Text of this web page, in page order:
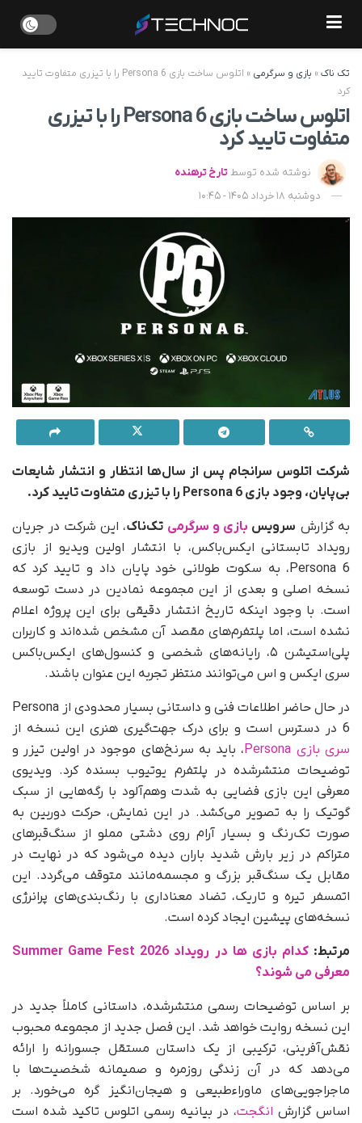
تک ناک» بازی و سرگرمی »
اتلوس ساخت بازی Persona 6 را با تیزری متفاوت تایید
کرد
اتلوس ساخت بازی Persona 6 را با تیزری
متفاوت تایید کرد
نوشته شده توسط تارخ ترهنده
دوشنبه 18 خرداد 1405 - 10:45
شرکت اتلوس سرانجام پس از سال‌ها انتظار و انتشار شایعات
بی‌پایان، وجود بازی Persona 6 را با تیزری متفاوت تایید کرد.
به گزارش سرویس بازی و سرگرمی تک‌ناک، این شرکت در جریان
رویداد تابستانی ایکس‌باکس، با انتشار اولین ویدیو از بازی
Persona 6، به سکوت طولانی خود پایان داد و تایید کرد که
نسخه اصلی و بعدی از این مجموعه نمادین در دست توسعه
است. با وجود اینکه تاریخ انتشار دقیقی برای این پروژه اعلام
نشده است، اما پلتفرم‌های مقصد آن مشخص شده‌اند و کاربران
پلی‌استیشن ۵، رایانه‌های شخصی و کنسول‌های ایکس‌باکس
سری ایکس و اس می‌توانند منتظر تجربه این عنوان باشند.
در حال حاضر اطلاعات فنی و داستانی بسیار محدودی از Persona
6 در دسترس است و برای درک جهت‌گیری هنری این نسخه از
سری بازی Persona
، باید به سرنخ‌های موجود در اولین تیزر و
توضیحات منتشرشده در پلتفرم یوتیوب بسنده کرد. ویدیوی
معرفی این بازی فضایی به‌ شدت وهم‌آلود با رگه‌هایی از سبک
گوتیک را به تصویر می‌کشد. در این نمایش، حرکت دوربین به‌
صورت تک‌رنگ و بسیار آرام روی دشتی مملو از سنگ‌قبرهای
متراکم در زیر بارش شدید باران دیده می‌شود که در نهایت در
مقابل یک سنگ‌قبر بزرگ و مجسمه‌مانند متوقف می‌گردد. این
اتمسفر تیره و تاریک، تضاد معناداری با رنگ‌بندی‌های پرانرژی
نسخه‌های پیشین ایجاد کرده است.
مرتبط:
کدام بازی ها در رویداد Summer Game Fest 2026
معرفی می شوند؟
بر اساس توضیحات رسمی منتشرشده، داستانی کاملاً جدید در
این نسخه روایت خواهد شد. این فصل جدید از مجموعه محبوب
نقش‌آفرینی، ترکیبی از یک داستان مستقل جسورانه را ارائه
می‌دهد که در آن زندگی روزمره و صمیمانه شخصیت‌ها با
ماجراجویی‌های ماوراءطبیعی و هیجان‌انگیز گره می‌خورد. بر
اساس گزارش انگجت، در بیانیه رسمی اتلوس تاکید شده است